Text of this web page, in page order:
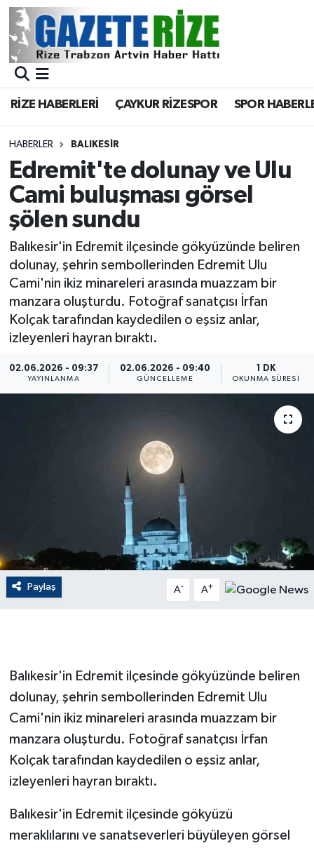
RİZE HABERLERİ ÇAYKUR RİZESPOR SPOR
HABERLER BALIKESIR
Edremit'te dolunay ve Ulu
Cami buluşması görsel
şölen sundu
Balıkesir'in Edremit ilçesinde gökyüzünde beliren
dolunay, şehrin sembollerinden Edremit Ulu
Cami'nin ikiz minareleri arasında muazzam bir
manzara oluşturdu. Fotoğraf sanatçısı İrfan
Kolçak tarafından kaydedilen o eşsiz anlar,
izleyenleri hayran bıraktı.
02.06.2026 - 09:37
YAYINLANMA
02.06.2026 - 09:40
GÜNCELLEME
1 DK
OKUNMA SÜRESI
Paylaş A- A+
Balıkesir'in Edremit ilçesinde gökyüzünde beliren
dolunay, şehrin sembollerinden Edremit Ulu
Cami'nin ikiz minareleri arasında muazzam bir
manzara oluşturdu. Fotoğraf sanatçısı İrfan
Kolçak tarafından kaydedilen o eşsiz anlar,
izleyenleri hayran bıraktı.
Balıkesir'in Edremit ilçesinde gökyüzü
meraklılarını ve sanatseverleri büyüleyen görsel
BÖLGEMİZ
Asayiş
Rize Jandarma Komutanlığı
Bilim Teknoloji
Advertising news
Canlı Maç
ÇEVRE
Dış Haberler
Finans
Flaş Haber
GÜNDEM
Güvenlik
HABERDE İNSAN
İş Dünyası
Merkez Nöbetçi Eczaneler
Merkez Trafik Yoğunluk Haritası
Süper Lig Puan Durumu ve Fikstür
Tüm Manşetler
Haber Arşivi